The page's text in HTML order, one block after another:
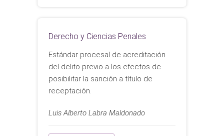
Derecho y Ciencias Penales
Estándar procesal de acreditación
del delito previo a los efectos de
posibilitar la sanción a título de
receptación.
Luis Alberto Labra Maldonado